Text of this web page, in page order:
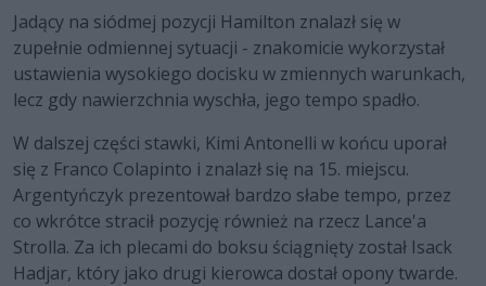
Jadący na siódmej pozycji Hamilton znalazł się w
zupełnie odmiennej sytuacji - znakomicie wykorzystał
ustawienia wysokiego docisku w zmiennych warunkach,
lecz gdy nawierzchnia wyschła, jego tempo spadło.
W dalszej części stawki, Kimi Antonelli w końcu uporał
się z Franco Colapinto i znalazł się na 15. miejscu.
Argentyńczyk prezentował bardzo słabe tempo, przez
co wkrótce stracił pozycję również na rzecz Lance'a
Strolla. Za ich plecami do boksu ściągnięty został Isack
Hadjar, który jako drugi kierowca dostał opony twarde.